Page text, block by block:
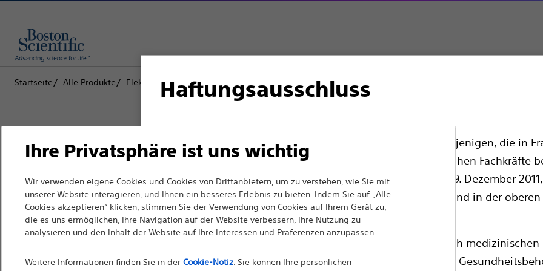
Haftungsausschluss
Für medizinische Fachkräfte in EUROPA, mit Ausnahme derjenigen, die in
da die folgenden Seiten für alle internationalen medizinischen Fachkräfte
nicht dem französischen Werbegesetz Nr. 2011-2012 vom 29. Dezember
entsprechen. Andere medizinische Fachkräfte sollten ihr Land in der
Website auswählen.
Bitte beachten Sie, dass die folgenden Seiten ausschließlich medizinischen
Ländern mit entsprechenden Produktzulassungen von den
Startseite Alle Produkte Elektrophysiologie Linksventrikuläre Elektroden und Katheter
Boston Scientific hat es sich zum Ziel gesetzt, mit innovativen medizinischen Lösungen
zur Verbesserung der Gesundheit von Patienten auf der ganzen Welt Leben zu
verändern.
Ihre Privatsphäre ist uns wichtig
Wir verwenden eigene Cookies und Cookies von Drittanbietern, um zu verstehen, wie Sie mit
unserer Website interagieren, und Ihnen ein besseres Erlebnis zu bieten. Indem Sie auf „Alle
Cookies akzeptieren“ klicken, stimmen Sie der Verwendung von Cookies auf Ihrem Gerät zu,
die es uns ermöglichen, Ihre Navigation auf der Website verbessern, Ihre Nutzung zu
analysieren und den Inhalt der Website auf Ihre Interessen und Präferenzen anzupassen.
Weitere Informationen finden Sie in der Cookie-Notiz. Sie können Ihre persönlichen